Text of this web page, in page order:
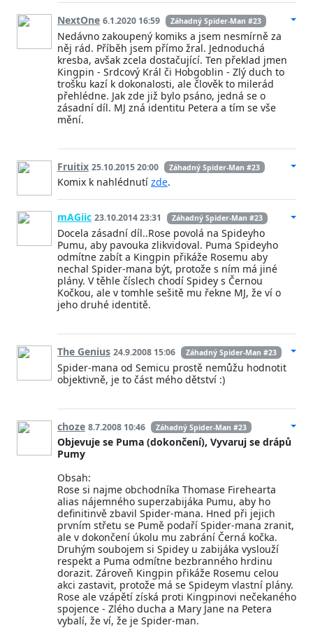
NextOne 6.1.2020 16:59 Záhadný Spider-Man #23
Nedávno zakoupený komiks a jsem nesmírně za
něj rád. Příběh jsem přímo žral. Jednoduchá
kresba, avšak zcela dostačující. Ten překlad jmen
Kingpin - Srdcový Král či Hobgoblin - Zlý duch to
trošku kazí k dokonalosti, ale člověk to milerád
přehlédne. Jak zde již bylo psáno, jedná se o
zásadní díl. MJ zná identitu Petera a tím se vše
mění.
Fruitix 25.10.2015 20:00 Záhadný Spider-Man #23
Komix k nahlédnutí zde.
mAGiic 23.10.2014 23:31 Záhadný Spider-Man #23
Docela zásadní díl..Rose povolá na Spideyho
Pumu, aby pavouka zlikvidoval. Puma Spideyho
odmítne zabít a Kingpin přikáže Rosemu aby
nechal Spider-mana být, protože s ním má jiné
plány. V těhle číslech chodí Spidey s Černou
Kočkou, ale v tomhle sešitě mu řekne MJ, že ví o
jeho druhé identitě.
The Genius 24.9.2008 15:06 Záhadný Spider-Man #23
Spider-mana od Semicu prostě nemůžu hodnotit
objektivně, je to část mého dětství :)
choze 8.7.2008 10:46 Záhadný Spider-Man #23
Objevuje se Puma (dokončení), Vyvaruj se drápů
Pumy
Obsah:
Rose si najme obchodníka Thomase Firehearta
alias nájemného superzabijáka Pumu, aby ho
definitinvě zbavil Spider-mana. Hned při jejich
prvním střetu se Pumě podaří Spider-mana zranit,
ale v dokončení úkolu mu zabrání Černá kočka.
Druhým soubojem si Spidey u zabijáka vyslouží
respekt a Puma odmítne bezbranného hrdinu
dorazit. Zároveň Kingpin přikáže Rosemu celou
akci zastavit, protože má se Spideym vlastní plány.
Rose ale vzápětí získá proti Kingpinovi nečekaného
spojence - Zlého ducha a Mary Jane na Petera
vybalí, že ví, že je Spider-man.